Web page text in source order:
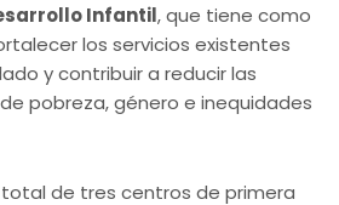
Infantil, que tiene como
los servicios existentes
y contribuir a reducir las
pobreza, género e inequidades
total de tres centros de primera